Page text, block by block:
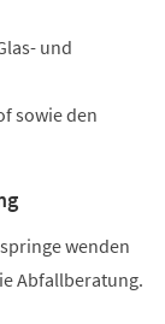
und
sowie den
wenden
Abfallberatung.